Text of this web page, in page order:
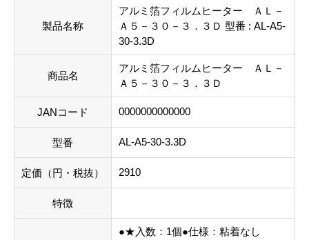
製品名称
アルミ箔フィルムヒーター ＡＬ－
Ａ５－３０－３．３Ｄ 型番 : AL-A5-
30-3.3D
商品名
アルミ箔フィルムヒーター ＡＬ－
Ａ５－３０－３．３Ｄ
JANコード 0000000000000
型番 AL-A5-30-3.3D
定価（円・税抜） 2910
特徴
●★入数：1個●仕様：粘着なし